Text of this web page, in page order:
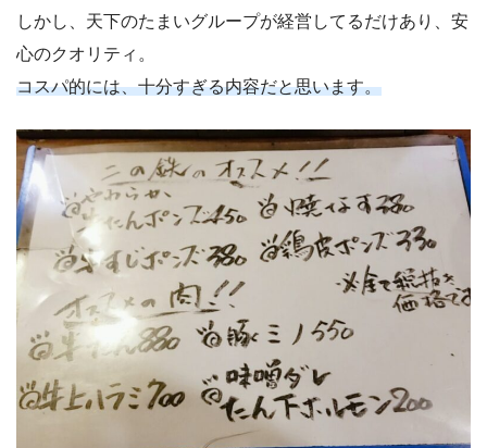
しかし、天下のたまいグループが経営してるだけあり、安
心のクオリティ。
コスパ的には、十分すぎる内容だと思います。